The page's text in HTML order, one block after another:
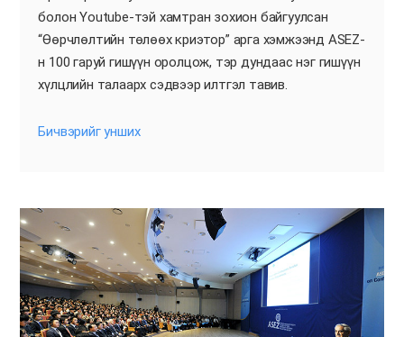
болон Youtube-тэй хамтран зохион байгуулсан
“Өөрчлөлтийн төлөөх криэтор” арга хэмжээнд ASEZ-
н 100 гаруй гишүүн оролцож, тэр дундаас нэг гишүүн
хүлцлийн талаарх сэдвээр илтгэл тавив.
Бичвэрийг унших